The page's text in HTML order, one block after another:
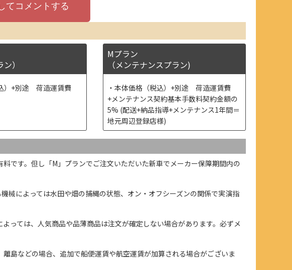
）
）+別途 荷造運賃費
Mプラン
（メンテナンスプラン)
本体価格（税込）+別途 荷造運賃費
+メンテナンス契約基本手数料契約金額の
5% (配送+納品指導+メンテナンス1年間＝
地元周辺登録店様)
です。但し「M」プランでご注文いただいた新車でメーカー保障期間内の
械によっては水田や畑の捕縄の状態、オン・オフシーズンの関係で実演指
っては、人気商品や品薄商品は注文が確定しない場合があります。必ずメ
島などの場合、追加で船便運賃や航空運賃が加算される場合がございま